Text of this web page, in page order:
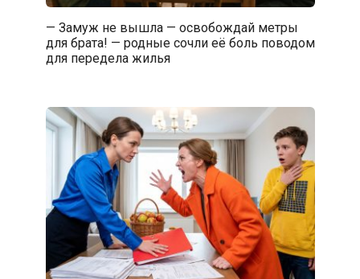
— Замуж не вышла — освобождай метры
для брата! — родные сочли её боль поводом
для передела жилья